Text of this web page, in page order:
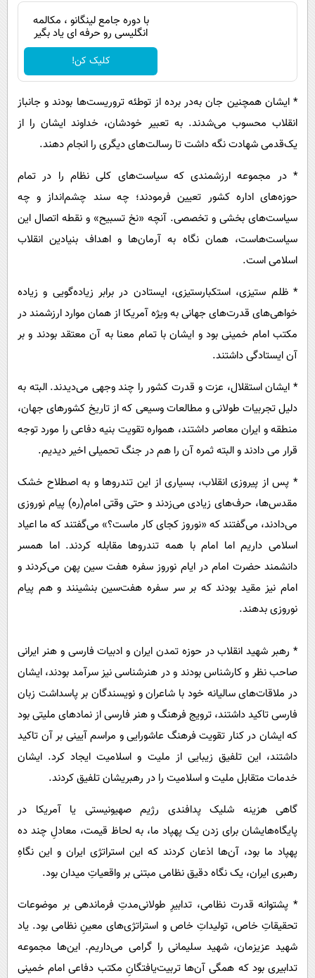
با دوره جامع لینگانو ، مکالمه
انگلیسی رو حرفه ای یاد بگیر
کلیک کن!
* ایشان همچنین جان به‌در برده از توطئه تروریست‌ها بودند و جانباز
انقلاب محسوب می‌شدند. به تعبیر خودشان، خداوند ایشان را از
یک‌قدمی شهادت نگه داشت تا رسالت‌های دیگری را انجام دهند.
* در مجموعه ارزشمندی که سیاست‌های کلی نظام را در تمام
حوزه‌های اداره کشور تعیین فرمودند؛ چه سند چشم‌انداز و چه
سیاست‌های بخشی و تخصصی. آنچه «نخ تسبیح» و نقطه اتصال این
سیاست‌هاست، همان نگاه به آرمان‌ها و اهداف بنیادین انقلاب
اسلامی است.
* ظلم ستیزی، استکبارستیزی، ایستادن در برابر زیاده‌گویی و زیاده
خواهی‌های قدرت‌های جهانی به ویژه آمریکا از همان موارد ارزشمند در
مکتب امام خمینی بود و ایشان با تمام معنا به آن معتقد بودند و بر
آن ایستادگی داشتند.
* ایشان استقلال، عزت و قدرت کشور را چند وجهی می‌دیدند. البته به
دلیل تجربیات طولانی و مطالعات وسیعی که از تاریخ کشورهای جهان،
منطقه و ایران معاصر داشتند، همواره تقویت بنیه دفاعی را مورد توجه
قرار می دادند و البته ثمره آن را هم در جنگ تحمیلی اخیر دیدیم.
* پس از پیروزی انقلاب، بسیاری از این تندروها و به اصطلاح خشک
مقدس‌ها، حرف‌های زیادی می‌زدند و حتی وقتی امام(ره) پیام نوروزی
می‌دادند، می‌گفتند که «نوروز کجای کار ماست؟» می‌گفتند که ما اعیاد
اسلامی داریم اما امام با همه تندروها مقابله کردند. اما همسر
دانشمند حضرت امام در ایام نوروز سفره هفت سین پهن می‌کردند و
امام نیز مقید بودند که بر سر سفره هفت‌سین بنشینند و هم پیام
نوروزی بدهند.
* رهبر شهید انقلاب در حوزه تمدن ایران و ادبیات فارسی و هنر ایرانی
صاحب نظر و کارشناس بودند و در هنرشناسی نیز سرآمد بودند، ایشان
در ملاقات‌های سالیانه خود با شاعران و نویسندگان بر پاسداشت زبان
فارسی تاکید داشتند، ترویج فرهنگ و هنر فارسی از نمادهای ملیتی بود
که ایشان در کنار تقویت فرهنگ عاشورایی و مراسم آیینی بر آن تاکید
داشتند، این تلفیق زیبایی از ملیت و اسلامیت ایجاد کرد. ایشان
خدمات متقابل ملیت و اسلامیت را در رهبریشان تلفیق کردند.
گاهی هزینه شلیک پدافندی رژیم صهیونیستی یا آمریکا در
پایگاه‌هایشان برای زدن یک پهپاد ما، به لحاظ قیمت، معادلِ چند ده
پهپاد ما بود، آن‌ها اذعان کردند که این استراتژی ایران و این نگاهِ
رهبری ایران، یک نگاه دقیق نظامی مبتنی بر واقعیاتِ میدان بود.
* پشتوانه قدرت نظامی، تدابیرِ طولانی‌مدتِ فرماندهی بر موضوعات
تحقیقاتِ خاص، تولیداتِ خاص و استراتژی‌های معینِ نظامی بود. یاد
شهید عزیزمان، شهید سلیمانی را گرامی می‌داریم. این‌ها مجموعه‌
تدابیری بود که همگی آن‌ها تربیت‌یافتگانِ مکتب دفاعی امام خمینی